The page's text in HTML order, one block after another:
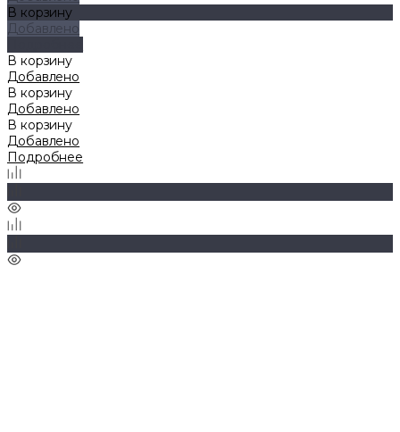
В корзину
Добавлено
В корзину
Добавлено
В корзину
Добавлено
В корзину
Добавлено
Подробнее